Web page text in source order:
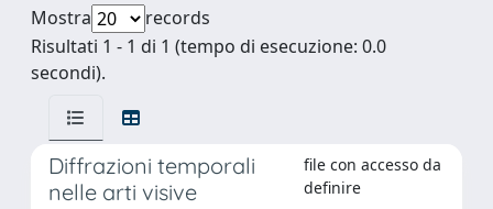
Mostra
records
Risultati 1 - 1 di 1 (tempo di esecuzione: 0.0
secondi).
Diffrazioni temporali
nelle arti visive
file con accesso da
definire